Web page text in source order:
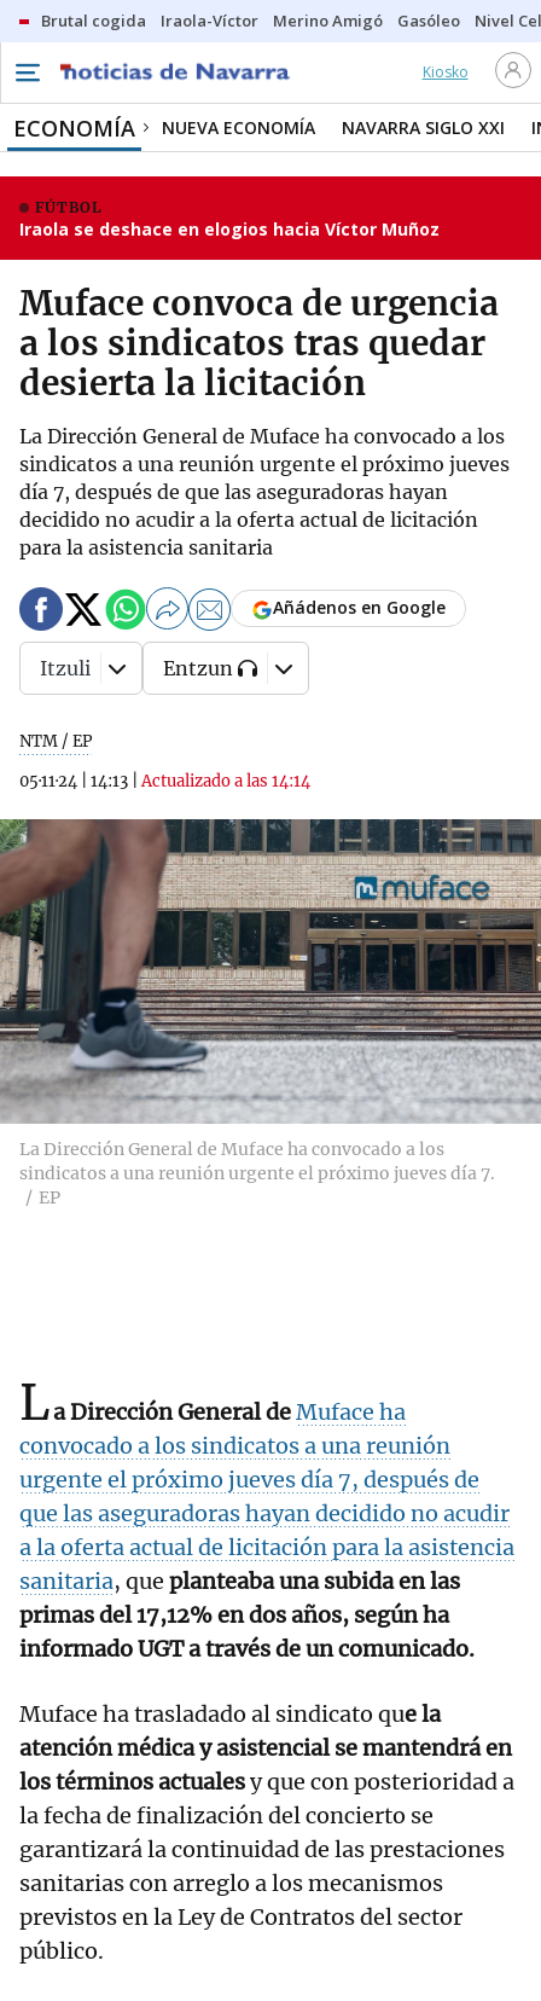
Brutal cogida Iraola-Víctor Merino Amigó Gasóleo Nivel
Kiosko
ECONOMÍA NUEVA ECONOMÍA NAVARRA SIGLO XXI
FÚTBOL
Iraola se deshace en elogios hacia Víctor Muñoz
Muface convoca de urgencia
a los sindicatos tras quedar
desierta la licitación
La Dirección General de Muface ha convocado a los
sindicatos a una reunión urgente el próximo jueves
día 7, después de que las aseguradoras hayan
decidido no acudir a la oferta actual de licitación
para la asistencia sanitaria
NTM / EP
05·11·24
14:13 |Actualizado a las 14:14
Añádenos en Google
Itzuli Entzun
La Dirección General de Muface ha convocado a los
sindicatos a una reunión urgente el próximo jueves día 7.
EP
La Dirección General deMuface ha
convocado a los sindicatos a una reunión
urgente el próximo jueves día 7, después de
que las aseguradoras hayan decidido no acudir
a la oferta actual de licitación para la asistencia
sanitaria, que planteaba una subida en las
primas del 17,12% en dos años, según ha
informado UGT a través de un comunicado.
Muface ha trasladado al sindicato que la
atención médica y asistencial se mantendrá en
los términos actualesy que con posterioridad a
la fecha de finalización del concierto se
garantizará la continuidad de las prestaciones
sanitarias con arreglo a los mecanismos
previstos en la Ley de Contratos del sector
público.